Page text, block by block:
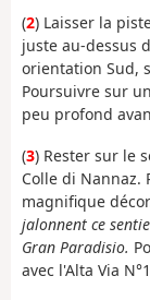
(2) Laisser la
juste au-dessus
orientation Sud,
Poursuivre sur
peu profond
(3) Rester sur le
Colle di Nannaz.
magnifique
jalonnent ce
Gran Paradisio.
avec l'Alta Via